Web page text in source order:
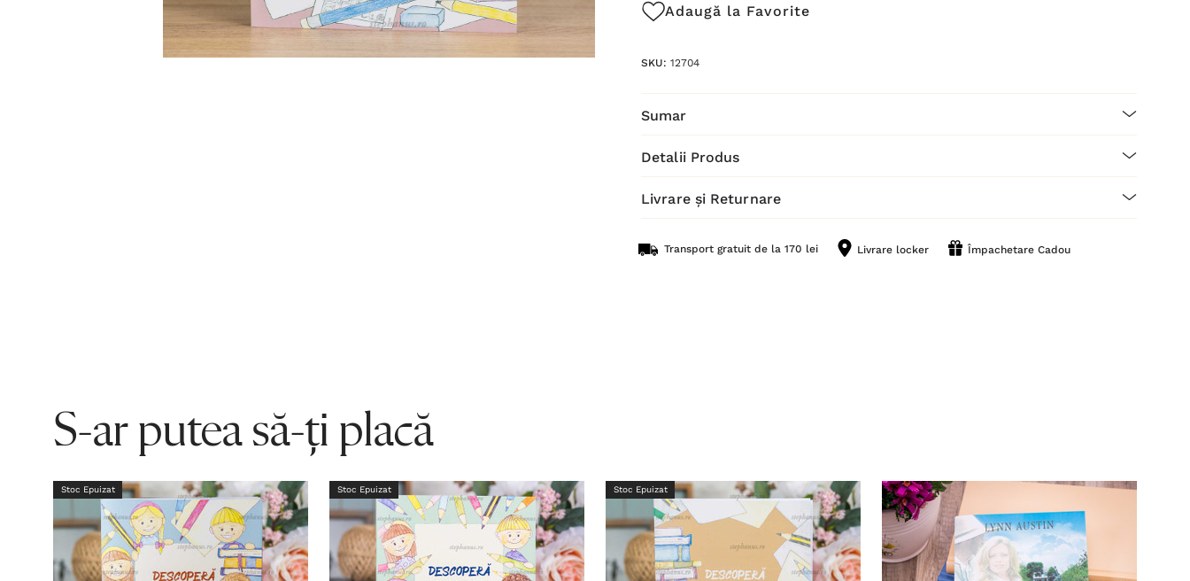
Adaugă la Favorite
SKU: 12704
Sumar
Detalii Produs
Livrare și Returnare
Transport gratuit de la 170 lei Livrare locker Împachetare Cadou
S-ar putea să-ți placă
Stoc Epuizat Stoc Epuizat Stoc Epuizat